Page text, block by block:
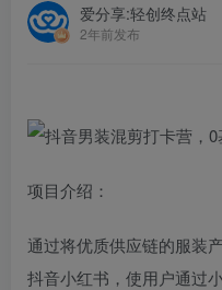
爱分享:轻创终点站
2年前发布
项目介绍：
通过将优质供应链的服装
抖音小红书，使用户通过